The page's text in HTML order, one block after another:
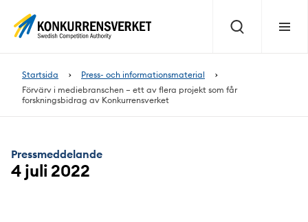
Sök Meny
Startsida
Press- och informationsmaterial
Förvärv i mediebranschen – ett av flera projekt som får
forskningsbidrag av Konkurrensverket
Pressmeddelande
4 juli 2022